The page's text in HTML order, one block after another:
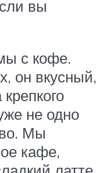
вы
с кофе.
он вкусный,
не одно
Мы
кафе,